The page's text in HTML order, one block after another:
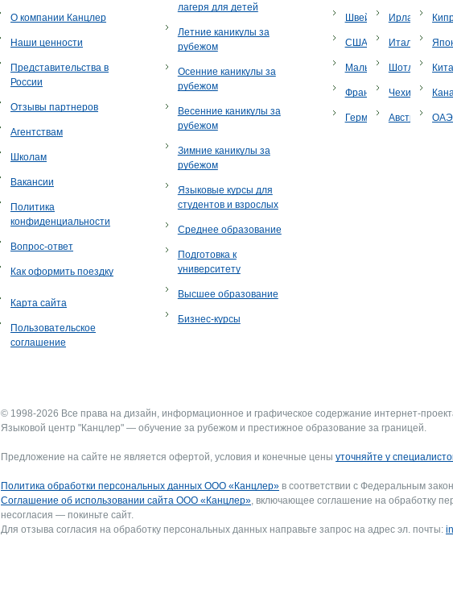
О компании Канцлер
Наши ценности
Представительства в
России
Отзывы партнеров
Агентствам
Школам
Вакансии
Политика
конфиденциальности
Вопрос-ответ
Как оформить поездку
Карта сайта
Пользовательское
соглашение
лагеря для детей
Летние каникулы за
рубежом
Осенние каникулы за
рубежом
Весенние каникулы за
рубежом
Зимние каникулы за
рубежом
Языковые курсы для
студентов и взрослых
Среднее образование
Подготовка к
университету
Высшее образование
Бизнес-курсы
Швейцария
США
Мальта
Франция
Германия
Ирландия
Италия
Шотландия
Чехия
Австрия
Кипр
ОАЭ
© 1998-2026 Все права на дизайн, информационное и графическое содержание интернет-
Языковой центр "Канцлер" — обучение за рубежом и престижное образование за границей.
Предложение на сайте не является офертой, условия и конечные цены уточняйте у
Политика обработки персональных данных ООО «Канцлер» в соответствии с Федеральным
Соглашение об использовании сайта ООО «Канцлер», включающее соглашение на обработку
несогласия — покиньте сайт.
Для отзыва согласия на обработку персональных данных направьте запрос на адрес эл. почты: